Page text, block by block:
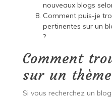
nouveaux blogs
Comment puis-je
pertinentes sur un
?
Comment
sur un
Si vous recherchez un